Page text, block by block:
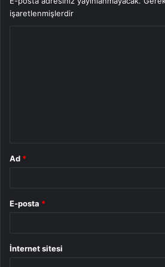
işaretlenmişlerdir
Ad *
E-posta *
İnternet sitesi